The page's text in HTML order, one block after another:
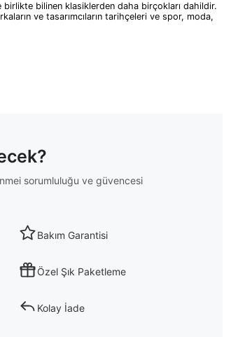
bilinen klasiklerden daha birçokları dahildir.
ve tasarımcıların tarihçeleri ve spor, moda,
sorumluluğu ve güvencesi
Bakım Garantisi
Özel Şık Paketleme
Kolay İade